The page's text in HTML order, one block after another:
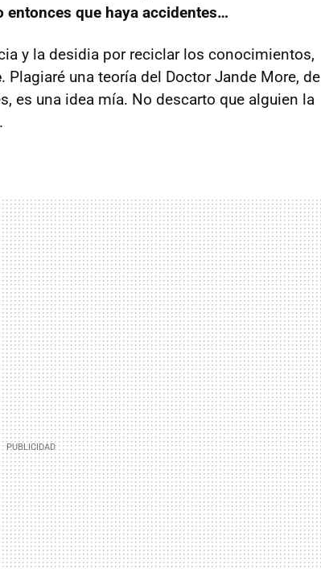
que haya accidentes…
y la desidia por reciclar los conocimientos,
. Plagiaré una teoría del Doctor Jande More, de
es una idea mía. No descarto que alguien la